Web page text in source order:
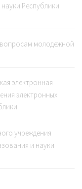
Республики
молодежной
электронная
электронных
учреждения
и науки